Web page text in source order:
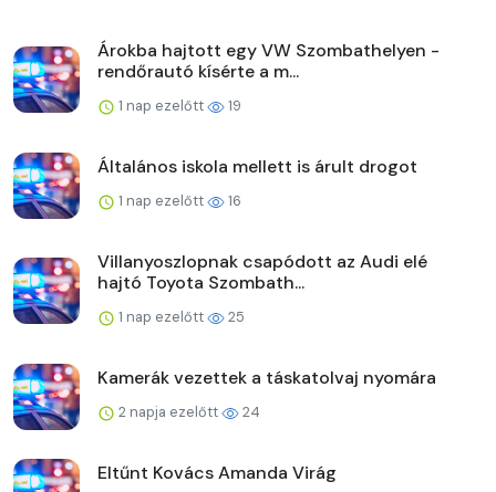
Árokba hajtott egy VW Szombathelyen -
rendőrautó kísérte a m...
1 nap ezelőtt 19
Általános iskola mellett is árult drogot
1 nap ezelőtt 16
Villanyoszlopnak csapódott az Audi elé
hajtó Toyota Szombath...
1 nap ezelőtt 25
Kamerák vezettek a táskatolvaj nyomára
2 napja ezelőtt 24
Eltűnt Kovács Amanda Virág